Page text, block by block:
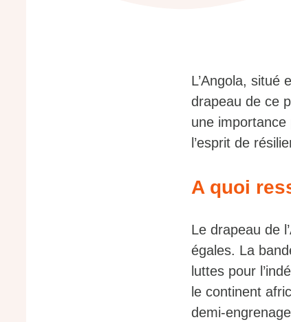
L’Angola, situé
drapeau de ce
une importance
l’esprit de
A quoi
Le drapeau de
égales. La
luttes pour
le continent
demi-